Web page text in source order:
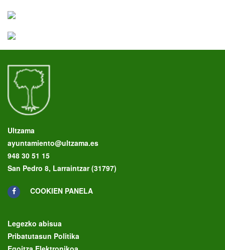
Ultzama
ayuntamiento@ultzama.es
948 30 51 15
San Pedro 8, Larraintzar (31797)
COOKIEN PANELA
Legezko abisua
Pribatutasun Politika